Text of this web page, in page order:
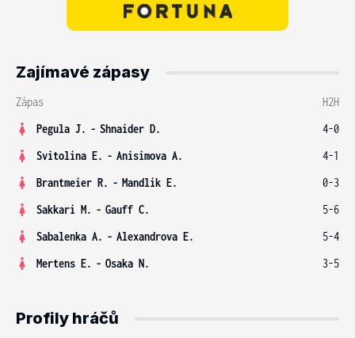
Zajímavé zápasy
Zápas
H2H
Pegula J. - Shnaider D.
4-0
Svitolina E. - Anisimova A.
4-1
Brantmeier R. - Mandlik E.
0-3
Sakkari M. - Gauff C.
5-6
Sabalenka A. - Alexandrova E.
5-4
Mertens E. - Osaka N. 3-5
Profily hráčů